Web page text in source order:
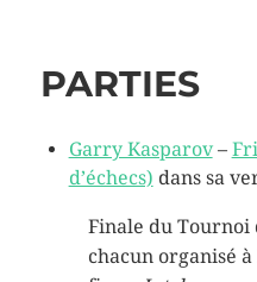
PARTIES
Garry Kasparov–
d’échecs) dans sa
Finale du Tournoi
chacun organisé